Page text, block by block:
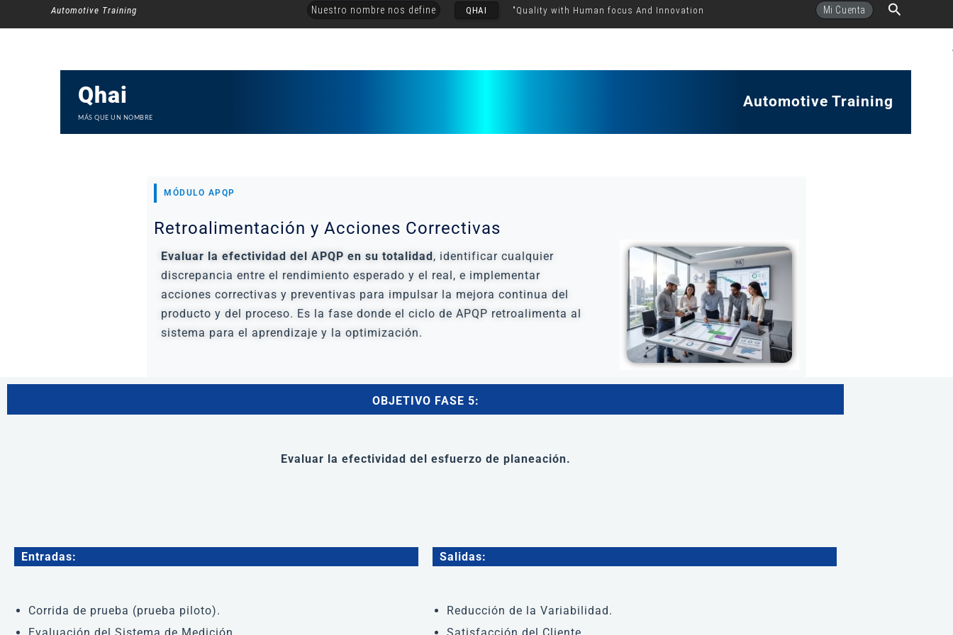
al
Automotive Training Nuestro nombre nos define QHAI "Quality with Human focus And Innovation Mi Cuenta Buscar
Qhai
MÁS QUE UN NOMBRE
Automotive Training
MÓDULO APQP
Retroalimentación y Acciones Correctivas
Evaluar la efectividad del APQP en su totalidad , identificar cualquier
discrepancia entre el rendimiento esperado y el real, e implementar
acciones correctivas y preventivas para impulsar la mejora continua del
producto y del proceso. Es la fase donde el ciclo de APQP retroalimenta al
sistema para el aprendizaje y la optimización.
OBJETIVO FASE 5:
Evaluar la efectividad del esfuerzo de planeación.
Entradas:
Corrida de prueba (prueba piloto).
Salidas:
Reducción de la Variabilidad.